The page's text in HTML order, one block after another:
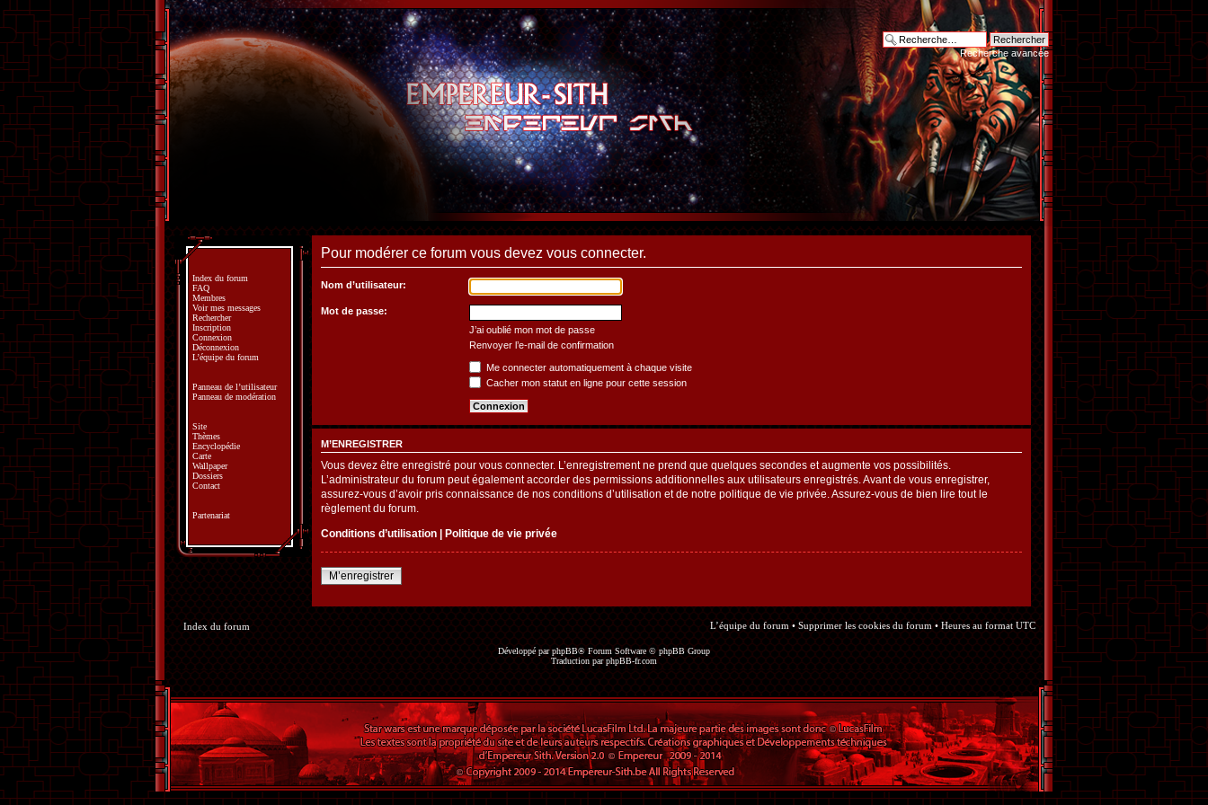
Recherche avancée
Pour modérer ce forum vous devez vous connecter.
Nom d’utilisateur:
Mot de passe:
J’ai oublié mon mot de passe
Renvoyer l’e-mail de confirmation
Me connecter automatiquement à chaque visite
Cacher mon statut en ligne pour cette session
M’ENREGISTRER
Vous devez être enregistré pour vous connecter. L’enregistrement ne prend que quelques secondes et augmente vos possibilités.
L’administrateur du forum peut également accorder des permissions additionnelles aux utilisateurs enregistrés. Avant de vous enregistrer,
assurez-vous d’avoir pris connaissance de nos conditions d’utilisation et de notre politique de vie privée. Assurez-vous de bien lire tout le
règlement du forum.
Conditions d’utilisation | Politique de vie privée
M’enregistrer
Index du forum
FAQ
Membres
Voir mes messages
Rechercher
Inscription
Connexion
Déconnexion
L’équipe du forum
Panneau de l’utilisateur
Panneau de modération
Site
Thèmes
Encyclopédie
Carte
Wallpaper
Dossiers
Contact
Partenariat
Index du forum L’équipe du forum • Supprimer les cookies du forum • Heures au format UTC
Développé parphpBB® Forum Software © phpBB Group
Traduction parphpBB-fr.com